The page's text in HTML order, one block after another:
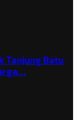
Tanjung Batu